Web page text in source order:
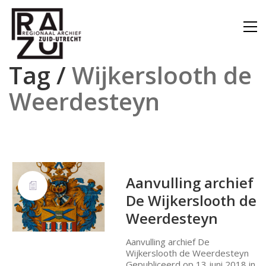
Tag /Wijkerslooth de
Weerdesteyn
Aanvulling archief
De Wijkerslooth de
Weerdesteyn
Aanvulling archief De
Wijkerslooth de Weerdesteyn